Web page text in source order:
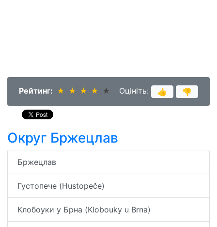
Рейтинг: ★ ★ ★ ★ ★
★ ★ ★ ★ ★ Оцініть: 👍 👎
Округ Бржецлав
Бржецлав
Густопече (Hustopeče)
Клобоуки у Брна (Klobouky u Brna)